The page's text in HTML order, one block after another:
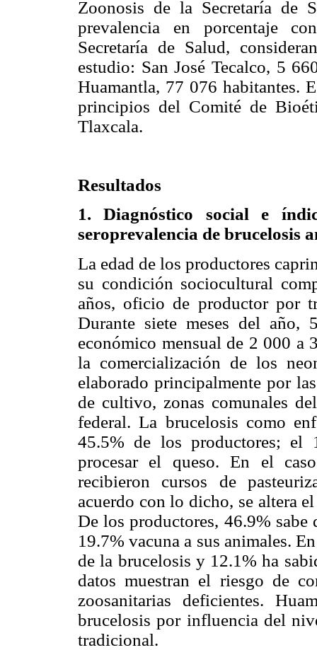
Zoonosis de la Secretaría de
prevalencia en porcentaje
Secretaría de Salud,
estudio: San José Tecalco, 5
Huamantla, 77 076 habitantes.
principios del Comité de
Tlaxcala.
Resultados
1. Diagnóstico social e
seroprevalencia de brucelosis
La edad de los productores
su condición sociocultural
años, oficio de productor por
Durante siete meses del año,
económico mensual de 2 000 a
la comercialización de los
elaborado principalmente por
de cultivo, zonas comunales
federal. La brucelosis como
45.5% de los productores; el
procesar el queso. En el
recibieron cursos de
acuerdo con lo dicho, se altera
De los productores, 46.9% sabe
19.7% vacuna a sus animales.
de la brucelosis y 12.1% ha
datos muestran el riesgo de
zoosanitarias deficientes.
brucelosis por influencia del
tradicional.